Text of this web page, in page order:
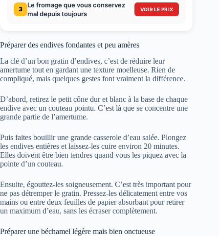
3
Le fromage que vous conservez
mal depuis toujours
VOIR LE PRIX
Préparer des endives fondantes et peu amères
La clé d’un bon gratin d’endives, c’est de réduire leur
amertume tout en gardant une texture moelleuse. Rien de
compliqué, mais quelques gestes font vraiment la différence.
D’abord, retirez le petit cône dur et blanc à la base de chaque
endive avec un couteau pointu. C’est là que se concentre une
grande partie de l’amertume.
Puis faites bouillir une grande casserole d’eau salée. Plongez
les endives entières et laissez-les cuire environ 20 minutes.
Elles doivent être bien tendres quand vous les piquez avec la
pointe d’un couteau.
Ensuite, égouttez-les soigneusement. C’est très important pour
ne pas détremper le gratin. Pressez-les délicatement entre vos
mains ou entre deux feuilles de papier absorbant pour retirer
un maximum d’eau, sans les écraser complètement.
Préparer une béchamel légère mais bien onctueuse